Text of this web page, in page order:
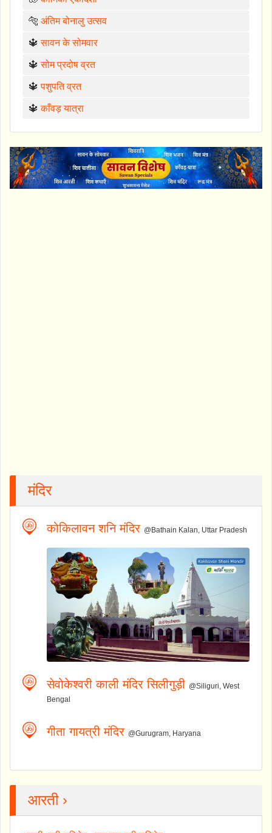
🐅 अंतिम बोनालु उत्सव
🔱सावन के सोमवार
🔱सोम प्रदोष व्रत
🔱पशुपति व्रत
🔱काँवड़ यात्रा
मंदिर
कोकिलावन शनि मंदिर @Bathain Kalan, Uttar Pradesh
सेवोकेश्वरी काली मंदिर सिलीगुड़ी @Siliguri, West
Bengal
गीता गायत्री मंदिर @Gurugram, Haryana
आरती ›